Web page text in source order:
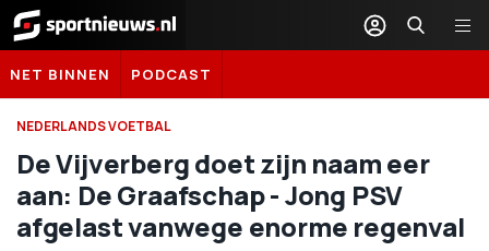
Sportnieuws.nl
NET BINNEN PODCAST
NEDERLANDS VOETBAL
De Vijverberg doet zijn naam eer
aan: De Graafschap - Jong PSV
afgelast vanwege enorme regenval